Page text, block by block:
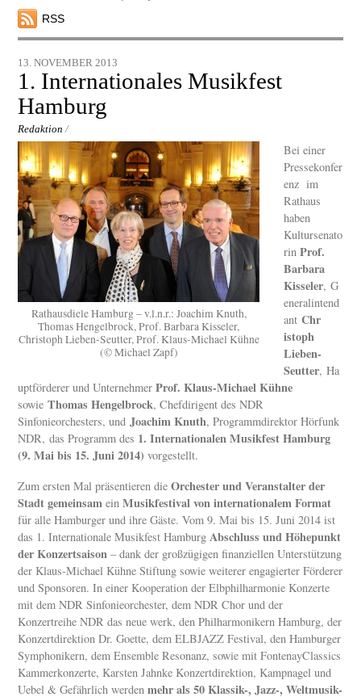
RSS
13. NOVEMBER 2013
1. Internationales Musikfest
Hamburg
Redaktion /
Rathausdiele Hamburg – v.l.n.r.: Joachim Knuth,
Thomas Hengelbrock, Prof. Barbara Kisseler,
Christoph Lieben-Seutter, Prof. Klaus-Michael Kühne
(© Michael Zapf)
Bei einer
Pressekonfer
enz im
Rathaus
haben
Kultursenato
rinProf.
Barbara
Kisseler, G
eneralintend
antChr
istoph
Lieben-
Seutter, Ha
uptförderer und UnternehmerProf. Klaus-Michael Kühne
sowie Thomas Hengelbrock, Chefdirigent des NDR
Sinfonieorchesters, undJoachim Knuth, Programmdirektor Hörfunk
NDR, das Programm des 1. Internationalen Musikfest Hamburg
(9. Mai bis 15. Juni 2014) vorgestellt.
Zum ersten Mal präsentieren dieOrchester und Veranstalter der
Stadt gemeinsam einMusikfestival von internationalem Format
für alle Hamburger und ihre Gäste. Vom 9. Mai bis 15. Juni 2014 ist
das 1. Internationale Musikfest HamburgAbschluss und Höhepunkt
der Konzertsaison– dank der großzügigen finanziellen Unterstützung
der Klaus-Michael Kühne Stiftung sowie weiterer engagierter Förderer
und Sponsoren. In einer Kooperation der Elbphilharmonie Konzerte
mit dem NDR Sinfonieorchester, dem NDR Chor und der
Konzertreihe NDR das neue werk, den Philharmonikern Hamburg, der
Konzertdirektion Dr. Goette, dem ELBJAZZ Festival, den Hamburger
Symphonikern, dem Ensemble Resonanz, sowie mit FontenayClassics
Kammerkonzerte, Karsten Jahnke Konzertdirektion, Kampnagel und
Uebel & Gefährlich werdenmehr als 50 Klassik-, Jazz-, Weltmusik-